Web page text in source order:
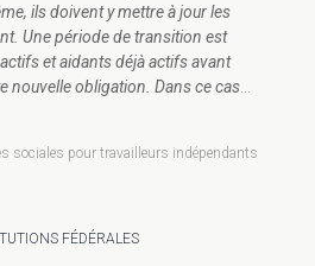
ils doivent y mettre à jour les
Unepériode de transition est
et aidants déjà actifs avant
nouvelle obligation. Dans ce cas
sociales pour travailleurs indépendants
FÉDÉRALES